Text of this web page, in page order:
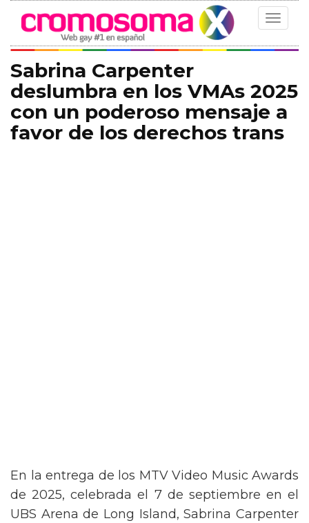
Toggle
Sabrina Carpenter
deslumbra en los VMAs 2025
con un poderoso mensaje a
favor de los derechos trans
En la entrega de los MTV Video Music Awards
de 2025, celebrada el 7 de septiembre en el
UBS Arena de Long Island, Sabrina Carpenter